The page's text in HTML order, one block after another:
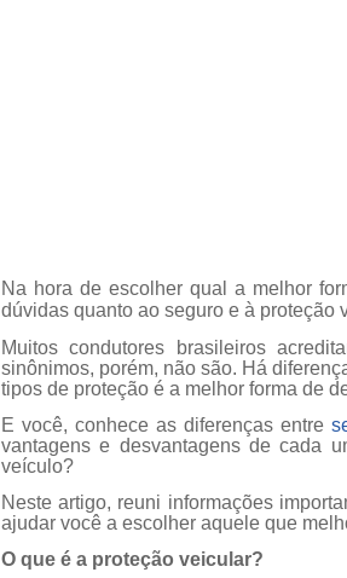
Na hora de escolher qual a melhor
dúvidas quanto ao seguro e à proteção
Muitos condutores brasileiros
sinônimos, porém, não são. Há
tipos de proteção é a melhor forma de
E você, conhece as diferenças entre
vantagens e desvantagens de cada
veículo?
Neste artigo, reuni informações
ajudar você a escolher aquele que
O que é a proteção veicular?